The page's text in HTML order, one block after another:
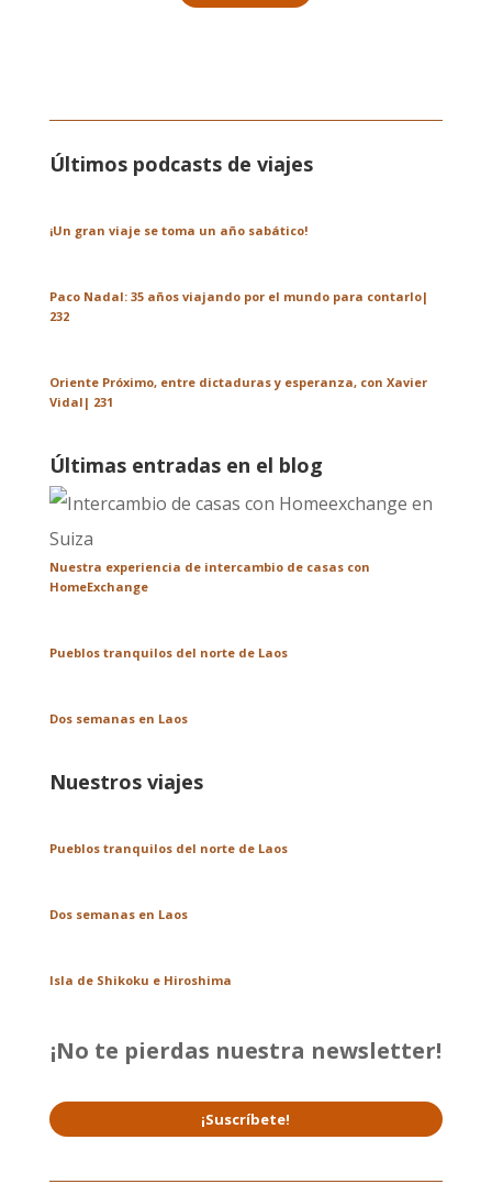
Últimos podcasts de viajes
¡Un gran viaje se toma un año sabático!
Paco Nadal: 35 años viajando por el mundo para contarlo|
232
Oriente Próximo, entre dictaduras y esperanza, con Xavier
Vidal| 231
Últimas entradas en el blog
Nuestra experiencia de intercambio de casas con
HomeExchange
Pueblos tranquilos del norte de Laos
Dos semanas en Laos
Nuestros viajes
Pueblos tranquilos del norte de Laos
Dos semanas en Laos
Isla de Shikoku e Hiroshima
¡No te pierdas nuestra newsletter!
¡Suscríbete!